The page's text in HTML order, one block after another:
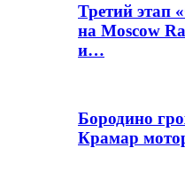
Третий этап
на Moscow
и…
Бородино
Крамар